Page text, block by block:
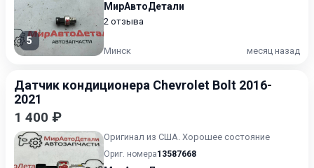
5
МирАвтоДетали
2 отзыва
Минск месяц назад
Датчик кондиционера Chevrolet Bolt 2016-
2021
1 400 ₽
Оригинал из США. Хорошее состояние
Ориг. номера13587668